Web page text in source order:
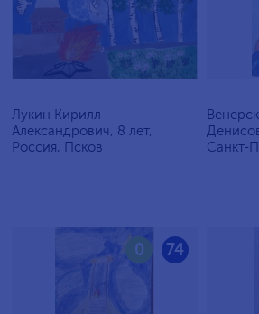
Лукин Кирилл
Александрович, 8 лет,
Россия, Псков
Санкт-
74
0